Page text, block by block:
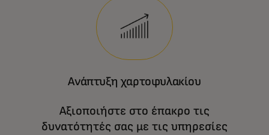
Ανάπτυξη χαρτοφυλακίου
Αξιοποιήστε στο έπακρο τις
δυνατότητές σας με τις υπηρεσίες